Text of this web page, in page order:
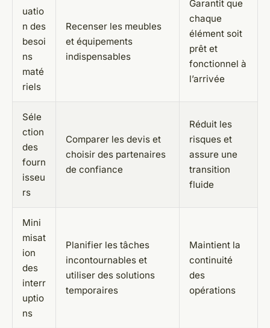
uatio
n des
besoi
ns
maté
riels
Recenser les meubles
et équipements
indispensables
Garantit que
chaque
élément soit
prêt et
fonctionnel à
l’arrivée
Séle
ction
des
fourn
isseu
rs
Comparer les devis et
choisir des partenaires
de confiance
Réduit les
risques et
assure une
transition
fluide
Mini
misat
ion
des
interr
uptio
ns
Planifier les tâches
incontournables et
utiliser des solutions
temporaires
Maintient la
continuité
des
opérations